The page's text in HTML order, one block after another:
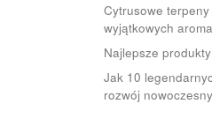
Cytrusowe
wyjątkowych
Najlepsze
Jak 10
rozwój